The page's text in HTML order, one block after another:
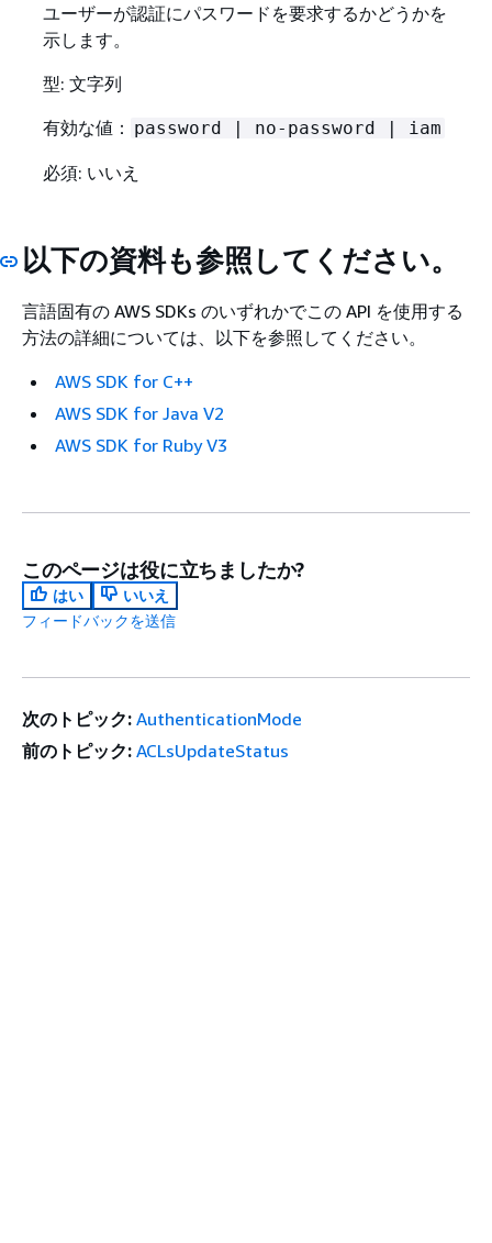
ユーザーが認証にパスワードを要求するかどうかを
示します。
型: 文字列
有効な値： password | no-password | iam
必須: いいえ
以下の資料も参照してください。
言語固有の AWS SDKs のいずれかでこの API を使用する
方法の詳細については、以下を参照してください。
AWS SDK for C++
AWS SDK for Java V2
AWS SDK for Ruby V3
このページは役に立ちましたか?
はい
いいえ
フィードバックを送信
次のトピック: AuthenticationMode
前のトピック: ACLsUpdateStatus